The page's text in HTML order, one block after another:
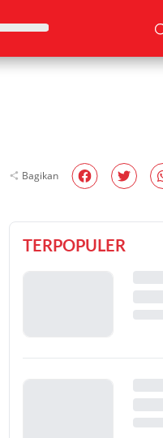
Bagikan
TERPOPULER